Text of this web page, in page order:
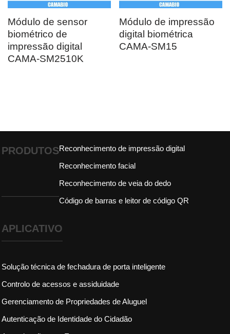
Módulo de sensor
biométrico de
impressão digital
CAMA-SM2510K
Módulo de impressão
digital biométrica
CAMA-SM15
PRODUTOSReconhecimento de impressão digital
Reconhecimento facial
Reconhecimento de veia do dedo
Código de barras e leitor de código QR
APLICATIVO
Solução técnica de fechadura de porta inteligente
Controlo de acessos e assiduidade
Gerenciamento de Propriedades de Aluguel
Autenticação de Identidade do Cidadão